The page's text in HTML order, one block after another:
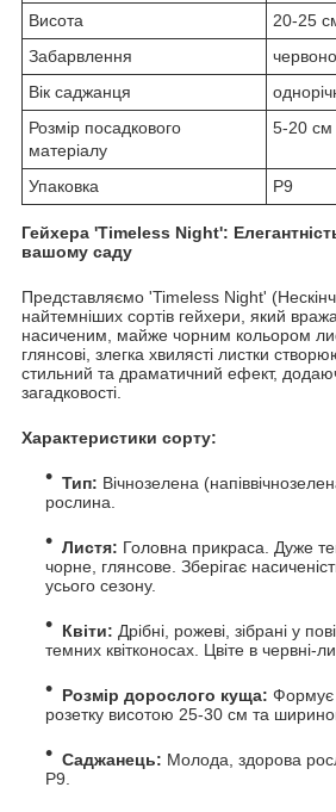
Висота
20-25
Забарвлення
Вік саджанця
Розмір посадкового
матеріалу
5-20 см
Упаковка P9
Гейхера 'Timeless Night':
вашому саду
Представляємо 'Timeless Night'
найтемніших сортів гейхери, який
насиченим, майже чорним кольором
глянсові, злегка хвилясті листки
стильний та драматичний ефект,
загадковості.
Характеристики сорту:
Тип: Вічнозелена
рослина.
Листя: Головна прикраса. Дуже
чорне, глянсове. Зберігає
усього сезону.
Квіти: Дрібні, рожеві, зібрані у
темних квітконосах. Цвіте в червні-
Розмір дорослого куща: Формує
розетку висотою 25-30 см та
Саджанець: Молода, здорова
Р9.